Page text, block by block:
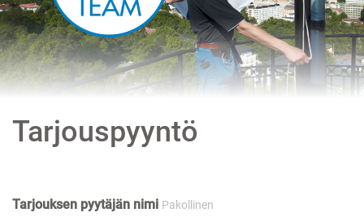
Tarjouspyyntö
Tarjouksen pyytäjän nimi Pakollinen